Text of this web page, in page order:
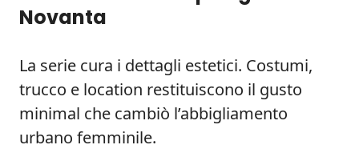
Novanta
La serie cura i dettagli estetici. Costumi,
trucco e location restituiscono il gusto
minimal che cambiò l’abbigliamento
urbano femminile.